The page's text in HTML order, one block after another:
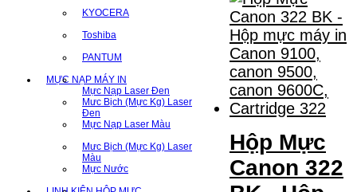
KYOCERA
Toshiba
PANTUM
MỰC NẠP MÁY IN
Mực Nạp Laser Đen
Mưc Bịch (Mực Kg) Laser
Đen
Mực Nạp Laser Màu
Mưc Bịch (Mực Kg) Laser
Màu
Mực Nước
Hộp Mực
Canon 322